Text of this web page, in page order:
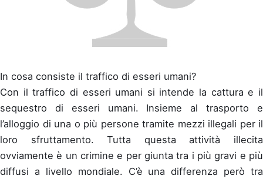
In cosa consiste il traffico di esseri umani?
Con il traffico di esseri umani si intende la cattura e il
sequestro di esseri umani. Insieme al trasporto e
l’alloggio di una o più persone tramite mezzi illegali per il
loro sfruttamento. Tutta questa attività illecita
ovviamente è un crimine e per giunta tra i più gravi e più
diffusi a livello mondiale. C’è una differenza però tra